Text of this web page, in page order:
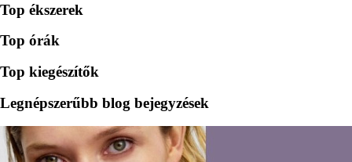
Top ékszerek
Top órák
Top kiegészítők
Legnépszerűbb blog bejegyzések